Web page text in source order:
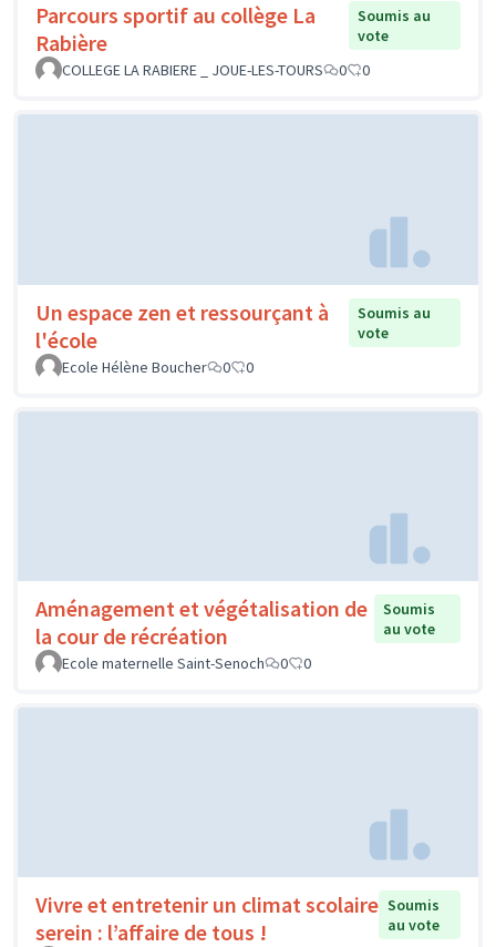
Parcours sportif au collège La
Rabière
Soumis au
vote
COLLEGE LA RABIERE _ JOUE-LES-TOURS
0 0
Un espace zen et ressourçant à
l'école
Soumis au
vote
Ecole Hélène Boucher
0 0
Aménagement et végétalisation de
la cour de récréation
Soumis
au vote
Ecole maternelle Saint-Senoch
0 0
Vivre et entretenir un climat scolaire
serein : l’affaire de tous !
Soumis
au vote